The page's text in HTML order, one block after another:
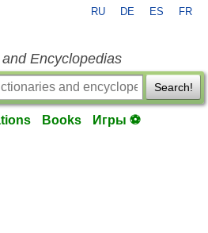
RU DE ES FR
Encyclopedias
Search!
Books Игры ⚽